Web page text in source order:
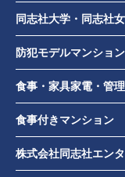
同志社大学・同志社
防犯モデルマンション
食事・家具家電・管
食事付きマンション
株式会社同志社エン